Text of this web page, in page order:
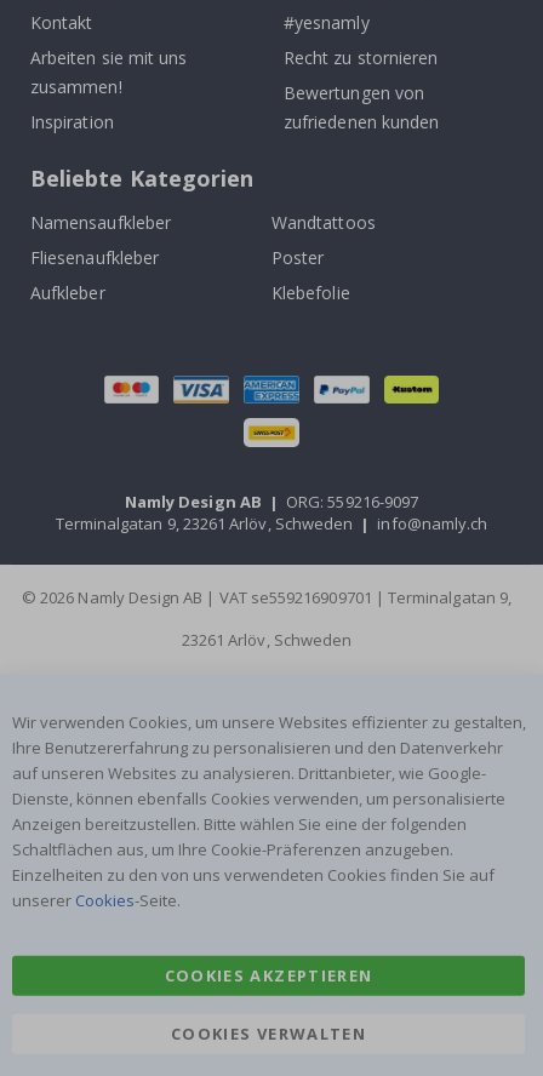
Kontakt
Arbeiten sie mit uns
zusammen!
Inspiration
#yesnamly
Recht zu stornieren
Bewertungen von
zufriedenen kunden
Beliebte Kategorien
Namensaufkleber
Wandtattoos
Fliesenaufkleber
Poster
Aufkleber
Klebefolie
Namly Design AB | ORG: 559216-9097
Terminalgatan 9, 23261 Arlöv, Schweden | info@namly.ch
© 2026 Namly Design AB | VAT se559216909701 | Terminalgatan 9,
23261 Arlöv, Schweden
Wir verwenden Cookies, um unsere Websites effizienter zu gestalten,
Ihre Benutzererfahrung zu personalisieren und den Datenverkehr
auf unseren Websites zu analysieren. Drittanbieter, wie Google-
Dienste, können ebenfalls Cookies verwenden, um personalisierte
Anzeigen bereitzustellen. Bitte wählen Sie eine der folgenden
Schaltflächen aus, um Ihre Cookie-Präferenzen anzugeben.
Einzelheiten zu den von uns verwendeten Cookies finden Sie auf
unserer Cookies-Seite.
COOKIES AKZEPTIEREN
COOKIES VERWALTEN